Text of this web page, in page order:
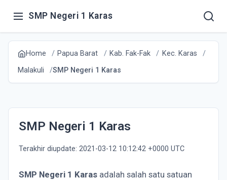
SMP Negeri 1 Karas
Home Papua Barat Kab. Fak-Fak
Kec. Karas
Malakuli
SMP Negeri 1 Karas
SMP Negeri 1 Karas
Terakhir diupdate: 2021-03-12 10:12:42 +0000 UTC
SMP Negeri 1 Karas adalah salah satu satuan